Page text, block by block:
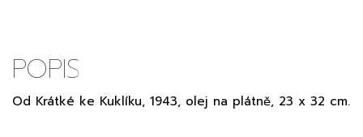
POPIS
Od Krátké ke Kuklíku, 1943, olej na plátně, 23 x 32 cm.